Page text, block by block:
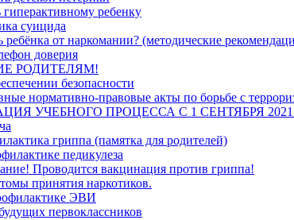
ребенку
суицида
ребёнка от наркомании? (методические
доверия
РОДИТЕЛЯМ!
безопасности
нормативно-правовые акты по борьбе с
УЧЕБНОГО ПРОЦЕССА С 1 СЕНТЯБРЯ 2021
гриппа (памятка для родителей)
педикулеза
Проводится вакцинация против гриппа!
принятия наркотиков.
ЭВИ
первоклассников